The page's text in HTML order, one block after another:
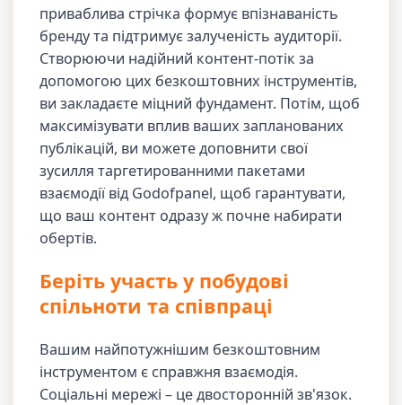
приваблива стрічка формує впізнаваність
бренду та підтримує залученість аудиторії.
Створюючи надійний контент-потік за
допомогою цих безкоштовних інструментів,
ви закладаєте міцний фундамент. Потім, щоб
максимізувати вплив ваших запланованих
публікацій, ви можете доповнити свої
зусилля таргетированними пакетами
взаємодії від Godofpanel, щоб гарантувати,
що ваш контент одразу ж почне набирати
обертів.
Беріть участь у побудові
спільноти та співпраці
Вашим найпотужнішим безкоштовним
інструментом є справжня взаємодія.
Соціальні мережі – це двосторонній зв'язок.